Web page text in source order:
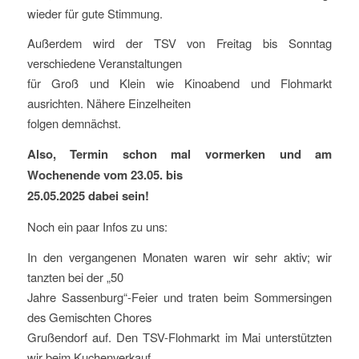
wieder für gute Stimmung.
Außerdem wird der TSV von Freitag bis Sonntag
verschiedene Veranstaltungen
für Groß und Klein wie Kinoabend und Flohmarkt
ausrichten. Nähere Einzelheiten
folgen demnächst.
Also, Termin schon mal vormerken und am
Wochenende vom 23.05. bis
25.05.2025 dabei sein!
Noch ein paar Infos zu uns:
In den vergangenen Monaten waren wir sehr aktiv; wir
tanzten bei der „50
Jahre Sassenburg“-Feier und traten beim Sommersingen
des Gemischten Chores
Grußendorf auf. Den TSV-Flohmarkt im Mai unterstützten